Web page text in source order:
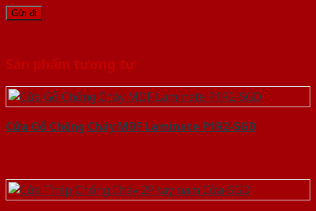
Sản phẩm tương tự
Cửa Gỗ Chống Cháy MDF Laminate P1R2-SGD